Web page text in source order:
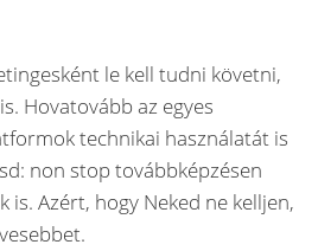
le kell tudni követni,
Hovatovább az egyes
technikai használatát is
non stop továbbképzésen
is. Azért, hogy Neked ne kelljen,